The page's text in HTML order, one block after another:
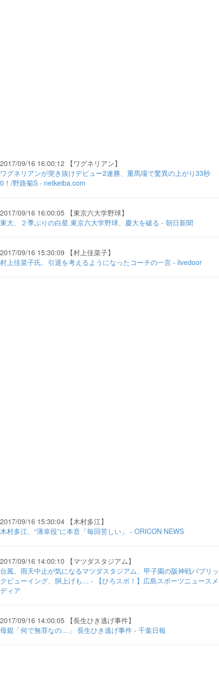
2017/09/16 16:00:12 【ワグネリアン】
ワグネリアンが突き抜けデビュー2連勝、重馬場で驚異の上がり33秒
0！/野路菊S - netkeiba.com
2017/09/16 16:00:05 【東京六大学野球】
東大、２季ぶりの白星 東京六大学野球、慶大を破る - 朝日新聞
2017/09/16 15:30:09 【村上佳菜子】
村上佳菜子氏、引退を考えるようになったコーチの一言 - livedoor
2017/09/16 15:30:04 【木村多江】
木村多江、“薄幸役”に本音「毎回苦しい」 - ORICON NEWS
2017/09/16 14:00:10 【マツダスタジアム】
台風、雨天中止が気になるマツダスタジアム、甲子園の阪神戦パブリッ
クビューイング、胴上げも… - 【ひろスポ！】広島スポーツニュースメ
ディア
2017/09/16 14:00:05 【長生ひき逃げ事件】
母親「何で無罪なの…」 長生ひき逃げ事件 - 千葉日報